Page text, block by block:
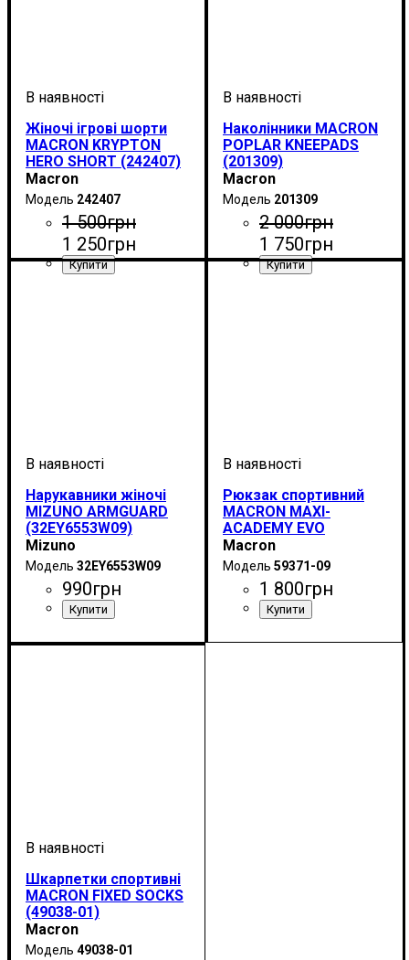
Жіночі ігрові шорти
MACRON KRYPTON
HERO SHORT (242407)
Macron
242407
1 500грн
1 250грн
Наколінники MACRON
POPLAR KNEEPADS
(201309)
Macron
201309
2 000грн
1 750грн
Нарукавники жіночі
MIZUNO ARMGUARD
(32EY6553W09)
Mizuno
32EY6553W09
990грн
Рюкзак спортивний
MACRON MAXI-
ACADEMY EVO
(5937109)
Macron
59371-09
1 800грн
Шкарпетки спортивні
MACRON FIXED SOCKS
(49038-01)
Macron
49038-01